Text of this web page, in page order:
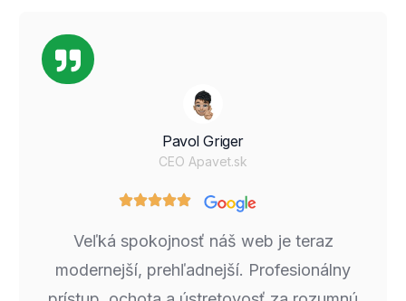
Pavol Griger
CEO Apavet.sk
Veľká spokojnosť náš web je teraz
modernejší, prehľadnejší. Profesionálny